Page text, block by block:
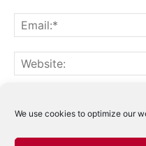
We use cookies to optimize our
Notifică-mă prin email